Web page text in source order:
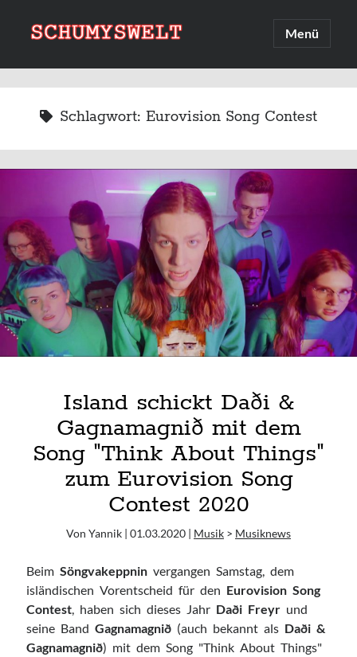
Schumyswelt
Hauptmenü
öffnen
Sidebar
Suche
Suchen
Linksammlung
Upcoming 2026
12.06. Oimara + Alexander Eder
Ausgewählte Lieblinge <3
Casper
Lana Del Rey
Lorde
TUSKS
WILDES
Schlagwort: Eurovision Song Contest
Island schickt Daði &
Gagnamagnið mit dem
Song "Think About Things"
zum Eurovision Song
Contest 2020
Von Yannik | 01.03.2020 | Musik > Musiknews
BeimSöngvakeppnin vergangen Samstag, dem
isländischen Vorentscheid für den Eurovision Song
Contest, haben sich dieses Jahr Daði Freyr und
seine BandGagnamagnið (auch bekannt als Daði &
Gagnamagnið) mit dem Song "Think About Things"